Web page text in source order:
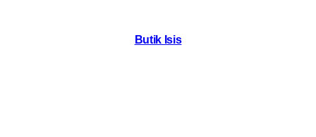
Butik Isis